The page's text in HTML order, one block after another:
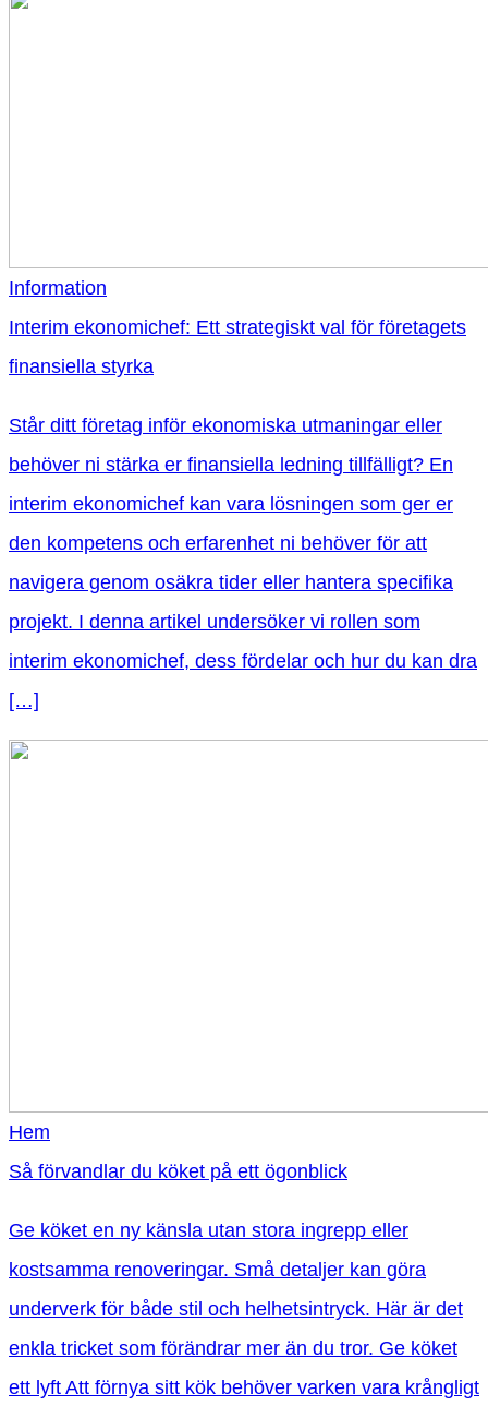
Information
Interim ekonomichef: Ett strategiskt val för företagets
finansiella styrka
Står ditt företag inför ekonomiska utmaningar eller
behöver ni stärka er finansiella ledning tillfälligt? En
interim ekonomichef kan vara lösningen som ger er
den kompetens och erfarenhet ni behöver för att
navigera genom osäkra tider eller hantera specifika
projekt. I denna artikel undersöker vi rollen som
interim ekonomichef, dess fördelar och hur du kan dra
[…]
Hem
Så förvandlar du köket på ett ögonblick
Ge köket en ny känsla utan stora ingrepp eller
kostsamma renoveringar. Små detaljer kan göra
underverk för både stil och helhetsintryck. Här är det
enkla tricket som förändrar mer än du tror. Ge köket
ett lyft Att förnya sitt kök behöver varken vara krångligt